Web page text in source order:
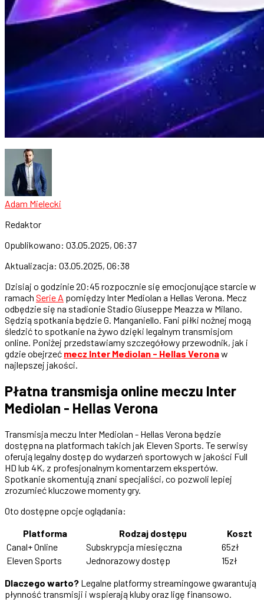
Adam Mielecki
Redaktor
Opublikowano: 03.05.2025, 06:37
Aktualizacja: 03.05.2025, 06:38
Dzisiaj o godzinie 20:45 rozpocznie się emocjonujące starcie w
ramach Serie A pomiędzy Inter Mediolan a Hellas Verona. Mecz
odbędzie się na stadionie Stadio Giuseppe Meazza w Milano.
Sędzią spotkania będzie G. Manganiello. Fani piłki nożnej mogą
śledzić to spotkanie na żywo dzięki legalnym transmisjom
online. Poniżej przedstawiamy szczegółowy przewodnik, jak i
gdzie obejrzeć mecz Inter Mediolan - Hellas Veronaw
najlepszej jakości.
Płatna transmisja online meczu Inter
Mediolan - Hellas Verona
Transmisja meczu Inter Mediolan - Hellas Verona będzie
dostępna na platformach takich jak Eleven Sports. Te serwisy
oferują legalny dostęp do wydarzeń sportowych w jakości Full
HD lub 4K, z profesjonalnym komentarzem ekspertów.
Spotkanie skomentują znani specjaliści, co pozwoli lepiej
zrozumieć kluczowe momenty gry.
Oto dostępne opcje oglądania:
Platforma
Rodzaj dostępu
Koszt
Canal+ Online
Subskrypcja miesięczna
65zł
Eleven Sports
Jednorazowy dostęp
15zł
Dlaczego warto? Legalne platformy streamingowe gwarantują
płynność transmisji i wspierają kluby oraz ligę finansowo.